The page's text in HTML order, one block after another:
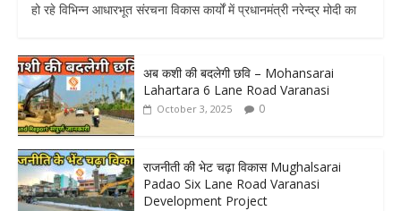
हो रहे विभिन्न आधारभूत संरचना विकास कार्यों में प्रधानमंत्री नरेन्द्र मोदी का
अब कशी की बदलेगी छवि – Mohansarai
Lahartara 6 Lane Road Varanasi
October 3, 2025 0
राजनीती की भेट चढ़ा विकास Mughalsarai
Padao Six Lane Road Varanasi
Development Project